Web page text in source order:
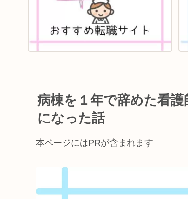
病棟を１年で辞めた看
になった話
本ページにはPRが含まれます